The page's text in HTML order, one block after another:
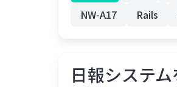
NW-A17
Rails
日報システ